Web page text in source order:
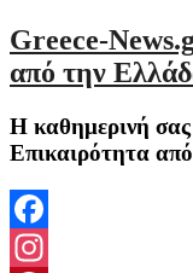
Greece-
από την
Η καθημερινή
Επικαιρότητα
Facebook